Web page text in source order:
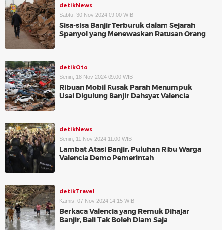
detikNews
Sabtu, 30 Nov 2024 09:00 WIB
Sisa-sisa Banjir Terburuk dalam Sejarah
Spanyol yang Menewaskan Ratusan Orang
detikOto
Senin, 18 Nov 2024 09:00 WIB
Ribuan Mobil Rusak Parah Menumpuk
Usai Digulung Banjir Dahsyat Valencia
detikNews
Senin, 11 Nov 2024 11:00 WIB
Lambat Atasi Banjir, Puluhan Ribu Warga
Valencia Demo Pemerintah
detikTravel
Kamis, 07 Nov 2024 14:15 WIB
Berkaca Valencia yang Remuk Dihajar
Banjir, Bali Tak Boleh Diam Saja